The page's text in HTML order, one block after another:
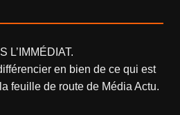
L’IMMÉDIAT.
en bien de ce qui est
feuille de route de Média Actu.